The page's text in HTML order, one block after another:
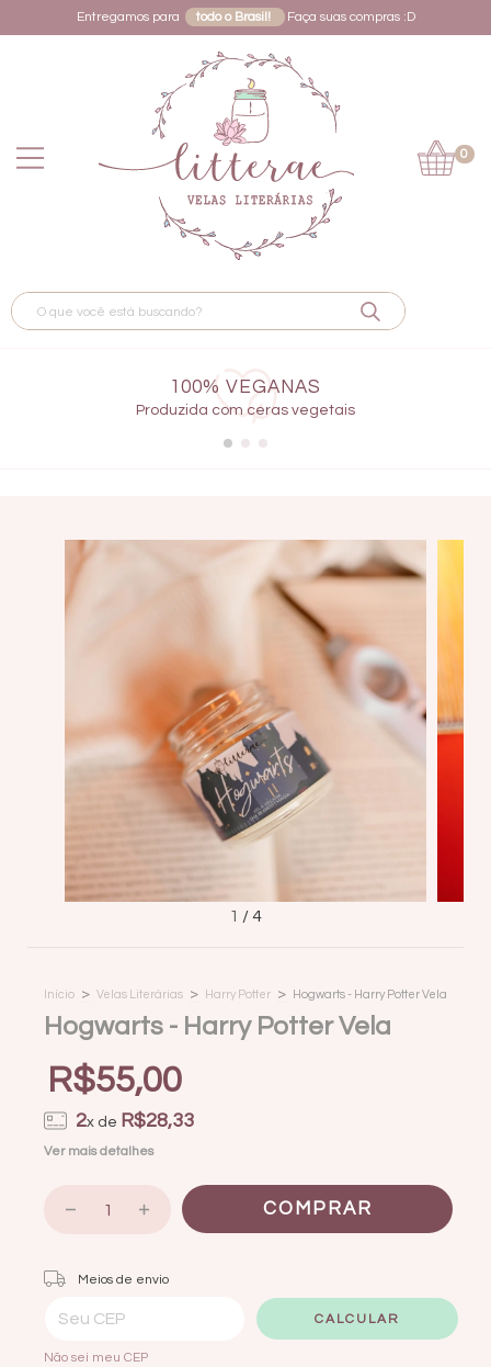
Entregamos para todo o Brasil! Faça suas compras :D
0
100% VEGANAS
Produzida com ceras vegetais
1 /4
Início > Velas Literárias > Harry Potter > Hogwarts - Harry Potter Vela
Hogwarts - Harry Potter Vela
R$55,00
2x de R$28,33
Ver mais detalhes
Entregas para o CEP:
Meios de envio
CALCULAR
Não sei meu CEP